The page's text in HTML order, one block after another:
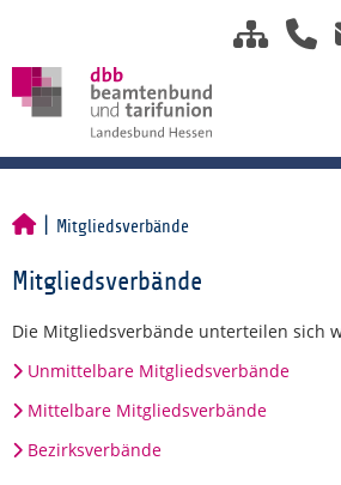
Mitgliedsverbände
Mitgliedsverbände
Die Mitgliedsverbände unterteilen sich
Unmittelbare Mitgliedsverbände
Mittelbare Mitgliedsverbände
Bezirksverbände